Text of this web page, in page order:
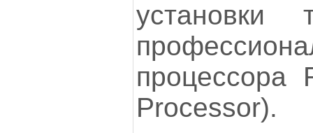
установки
процессора
Processor).